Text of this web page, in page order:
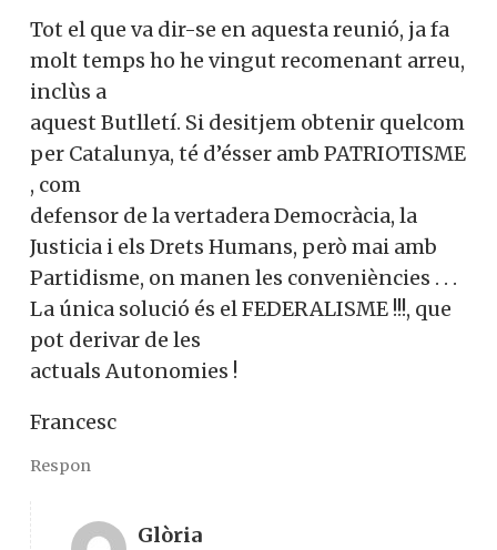
Tot el que va dir-se en aquesta reunió, ja fa
molt temps ho he vingut recomenant arreu,
inclùs a
aquest Butlletí. Si desitjem obtenir quelcom
per Catalunya, té d’ésser amb PATRIOTISME
, com
defensor de la vertadera Democràcia, la
Justicia i els Drets Humans, però mai amb
Partidisme, on manen les conveniències . . .
La única solució és el FEDERALISME !!!, que
pot derivar de les
actuals Autonomies !
Francesc
Respon
Glòria